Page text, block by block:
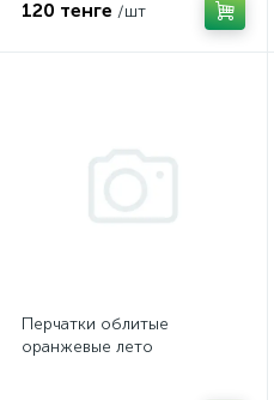
120 тенге /шт
Перчатки облитые
оранжевые лето